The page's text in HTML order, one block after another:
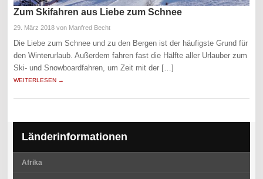
Zum Skifahren aus Liebe zum Schnee
29. März 2018 von Manfred Becht
Die Liebe zum Schnee und zu den Bergen ist der häufigste Grund für
den Winterurlaub. Außerdem fahren fast die Hälfte aller Urlauber zum
Ski- und Snowboardfahren, um Zeit mit der […]
WEITERLESEN →
Länderinformationen
Afrika